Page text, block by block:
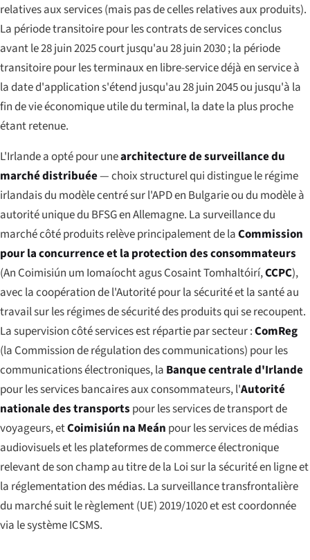
relatives aux services (mais pas de celles relatives aux produits).
La période transitoire pour les contrats de services conclus
avant le 28 juin 2025 court jusqu'au 28 juin 2030 ; la période
transitoire pour les terminaux en libre-service déjà en service à
la date d'application s'étend jusqu'au 28 juin 2045 ou jusqu'à la
fin de vie économique utile du terminal, la date la plus proche
étant retenue.
L'Irlande a opté pour unearchitecture de surveillance du
marché distribuée— choix structurel qui distingue le régime
irlandais du modèle centré sur l'APD en Bulgarie ou du modèle à
autorité unique du BFSG en Allemagne. La surveillance du
marché côté produits relève principalement de laCommission
pour la concurrence et la protection des consommateurs
(An Coimisiún um Iomaíocht agus Cosaint Tomhaltóirí,CCPC),
avec la coopération de l'Autorité pour la sécurité et la santé au
travail sur les régimes de sécurité des produits qui se recoupent.
La supervision côté services est répartie par secteur :ComReg
(la Commission de régulation des communications) pour les
communications électroniques, la Banque centrale d'Irlande
pour les services bancaires aux consommateurs, l'Autorité
nationale des transports pour les services de transport de
voyageurs, etCoimisiún na Meán pour les services de médias
audiovisuels et les plateformes de commerce électronique
relevant de son champ au titre de la Loi sur la sécurité en ligne et
la réglementation des médias. La surveillance transfrontalière
du marché suit le règlement (UE) 2019/1020 et est coordonnée
via le système ICSMS.